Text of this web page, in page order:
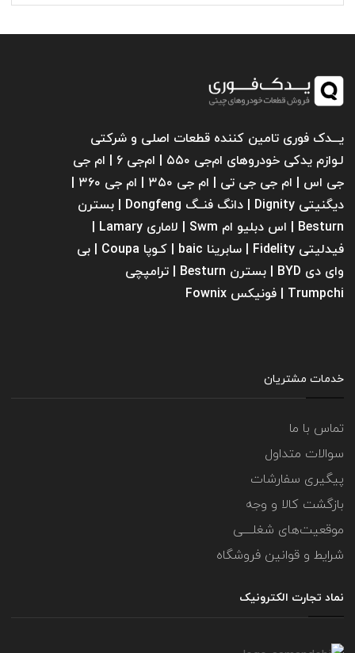
یـــدک فوری تامین کننده قطعات اصلی و شرکتی
لـوازم یدکی خودروهای ام‌جی ۵۵۰ | ام‌جی ۶ | ام جی
دیگنیتی Dignity | دانگ فنــگ Dongfeng | بسترن
فیدلیتی Fidelity | سابرینا ‌baic | کـوپا Coupa | بی
وای دی BYD | بسترن Besturn | ترامپچی
Trumpchi | فونیکس Fownix
خدمات مشتریان
تماس با ما
سوالات متداول
پیگیری سفارشات
بازگشت کالا و وجه
موقعیت‌های شغلــــی
شرایط و قوانین فروشگاه
نماد تجارت الکترونیک